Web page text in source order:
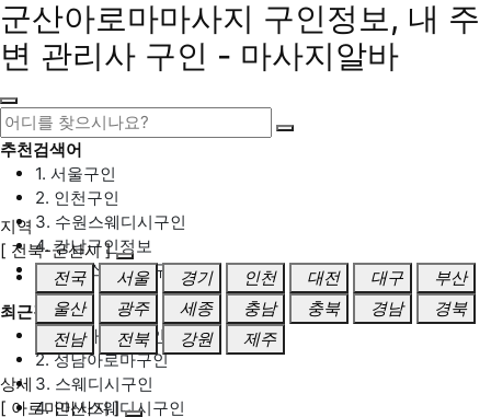
군산아로마마사지 구인정보, 내 주
변 관리사 구인 - 마사지알바
추천검색어
1. 서울구인
2. 인천구인
3. 수원스웨디시구인
4. 강남구인정보
5. 동탄스웨디시구인
최근검색어
1. 일산마사지구인
2. 성남아로마구인
3. 스웨디시구인
4. 안산스웨디시구인
지역
[ 전북-군산시 ]
전국
서울 경기 인천 대전 대구
부산
울산
광주 세종 충남 충북 경남
경북
전남
전북 강원 제주
상세
[ 아로마마사지 ]